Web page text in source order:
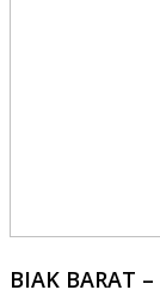
BIAK BARAT –